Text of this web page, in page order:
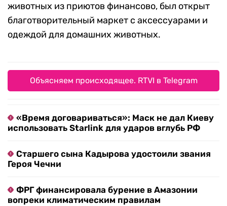
животных из приютов финансово, был открыт
благотворительный маркет с аксессуарами и
одеждой для домашних животных.
Объясняем происходящее. RTVI в Telegram
«Время договариваться»: Маск не дал Киеву
использовать Starlink для ударов вглубь РФ
Старшего сына Кадырова удостоили звания
Героя Чечни
ФРГ финансировала бурение в Амазонии
вопреки климатическим правилам